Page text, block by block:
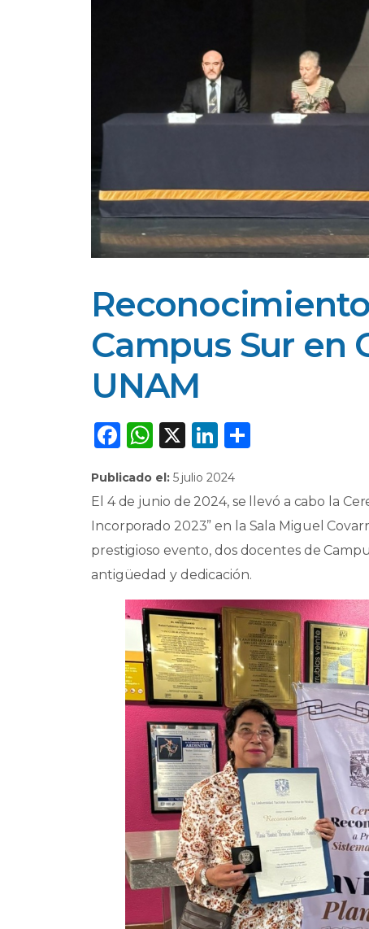
Campus Sur en
UNAM
F
c
e
b
o
o
k
W
a
ts
A
p
p
X
Li
k
e
dI
n
m
p
ar
ti
r
Publicado el: 5 julio 2024
El 4 de junio de 2024, se llevó a cabo la
Incorporado 2023” en la Sala Miguel
prestigioso evento, dos docentes de
antigüedad y dedicación.